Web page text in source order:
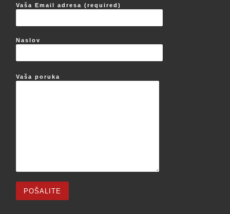
Vaša Email adresa (required)
Naslov
Vaša poruka